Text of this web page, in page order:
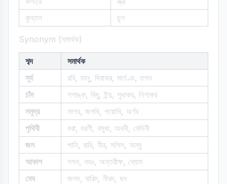
কুন্তল
চুল
Synonym (সমার্থক)
শব্দ
সমার্থক
সূর্য
রবি, ভানু, দিবাকর, মার্তণ্ড, তপন
চাঁদ
শশাঙ্ক, বিধু, ইন্দু, সুধাকর, নিশাকর
সমুদ্র
সাগর, জলধি, পয়োধি, অর্ণব
পৃথিবী
ধরা, ধরণী, বসুধা, অবনী, মেদিনী
জল
পানি, বারি, নীর, সলিল, অম্বু
আকাশ
গগন, নভঃ, অন্তরীক্ষ, ব্যোম
মেঘ
জলদ, বারিদ, নীরদ, ঘন